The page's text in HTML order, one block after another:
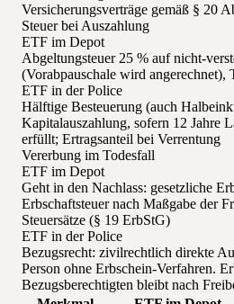
Versicherungsverträge gemäß § 20
Steuer bei Auszahlung
ETF im Depot
Abgeltungsteuer 25 % auf nicht-
(Vorabpauschale wird angerechnet),
ETF in der Police
Hälftige Besteuerung (auch
Kapitalauszahlung, sofern 12 Jahre
erfüllt; Ertragsanteil bei Verrentung
Vererbung im Todesfall
ETF im Depot
Geht in den Nachlass: gesetzliche
Erbschaftsteuer nach Maßgabe der
Steuersätze (§ 19 ErbStG)
ETF in der Police
Bezugsrecht: zivilrechtlich direkte
Person ohne Erbschein-Verfahren.
Bezugsberechtigten bleibt nach